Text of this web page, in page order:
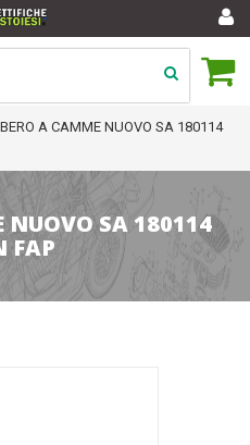
A CAMME NUOVO SA 180114
NUOVO SA 180114
FAP